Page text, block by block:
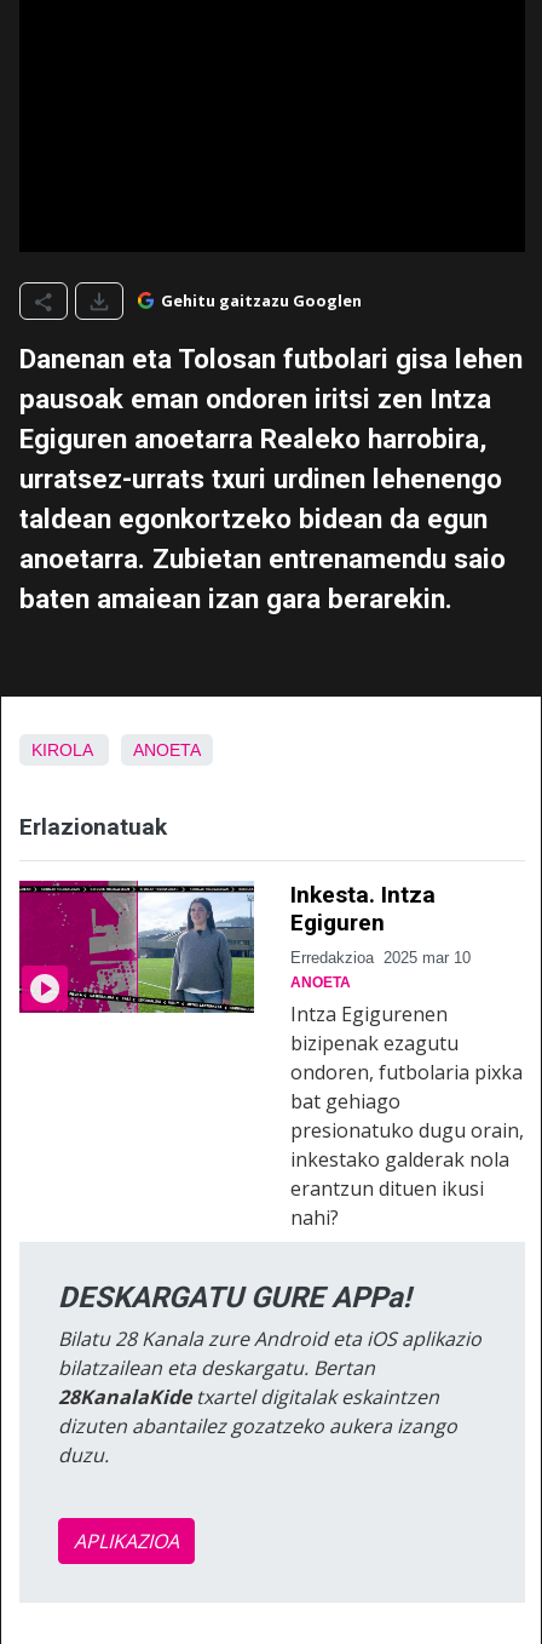
Gehitu gaitzazu Googlen
Danenan eta Tolosan futbolari gisa lehen
pausoak eman ondoren iritsi zen Intza
Egiguren anoetarra Realeko harrobira,
urratsez-urrats txuri urdinen lehenengo
taldean egonkortzeko bidean da egun
anoetarra. Zubietan entrenamendu saio
baten amaiean izan gara berarekin.
KIROLA ANOETA
Erlazionatuak
Inkesta. Intza
Egiguren
Erredakzioa 2025 mar 10
ANOETA
Intza Egigurenen
bizipenak ezagutu
ondoren, futbolaria pixka
bat gehiago
presionatuko dugu orain,
inkestako galderak nola
erantzun dituen ikusi
nahi?
DESKARGATU GURE APPa!
Bilatu 28 Kanala zure Android eta iOS aplikazio
bilatzailean eta deskargatu. Bertan
28KanalaKidetxartel digitalak eskaintzen
dizuten abantailez gozatzeko aukera izango
duzu.
APLIKAZIOA